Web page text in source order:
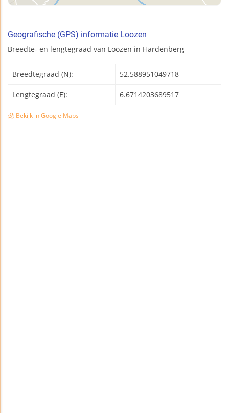
Geografische (GPS) informatie Loozen
Breedte- en lengtegraad van Loozen in Hardenberg
Breedtegraad (N): 52.588951049718
Lengtegraad (E): 6.6714203689517
Bekijk in Google Maps